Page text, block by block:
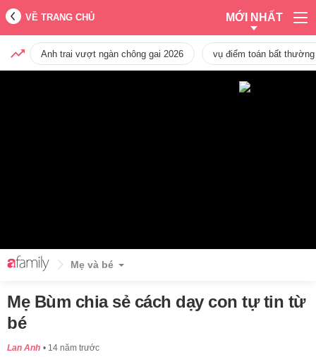
VỀ TRANG CHỦ MỚI NHẤT
Anh trai vượt ngàn chông gai 2026 vụ điểm toán bất
Mẹ và bé
Mẹ Bùm chia sẻ cách dạy con tự tin từ
bé
Lan Anh 14 năm trước